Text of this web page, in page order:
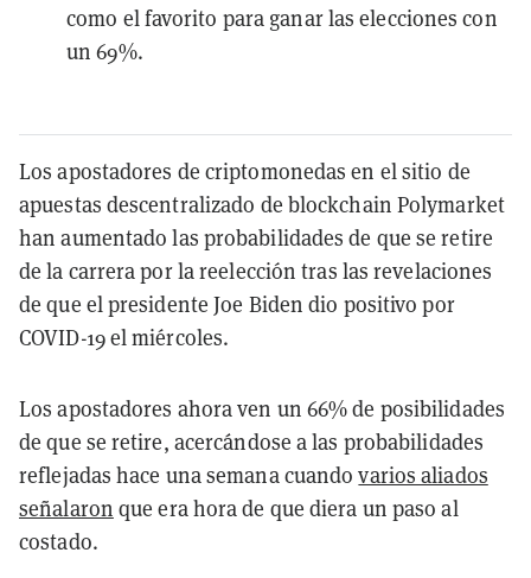
como el favorito para ganar las elecciones con
un 69%.
Los apostadores de criptomonedas en el sitio de
apuestas descentralizado de blockchain Polymarket
han aumentado las probabilidades de que se retire
de la carrera por la reelección tras las revelaciones
de que el presidente Joe Biden dio positivo por
COVID-19 el miércoles.
Los apostadores ahora ven un 66% de posibilidades
de que se retire, acercándose a las probabilidades
reflejadas hace una semana cuandovarios aliados
señalaron que era hora de que diera un paso al
costado.